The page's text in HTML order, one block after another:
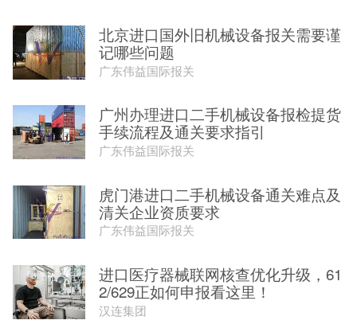
北京进口国外旧机械设备报关需要谨
记哪些问题
广东伟益国际报关
广州办理进口二手机械设备报检提货
手续流程及通关要求指引
广东伟益国际报关
虎门港进口二手机械设备通关难点及
清关企业资质要求
广东伟益国际报关
进口医疗器械联网核查优化升级，61
2/629正如何申报看这里！
汉连集团